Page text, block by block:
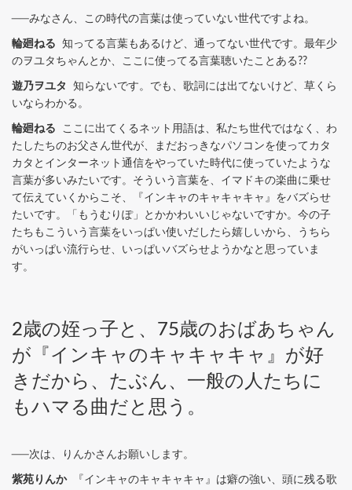
──みなさん、この時代の言葉は使っていない世代ですよね。
輪廻ねる 知ってる言葉もあるけど、通ってない世代です。最年少
のヲユタちゃんとか、ここに使ってる言葉聴いたことある??
遊乃ヲユタ
知らないです。でも、歌詞には出てないけど、草くら
いならわかる。
輪廻ねる ここに出てくるネット用語は、私たち世代ではなく、わ
たしたちのお父さん世代が、まだおっきなパソコンを使ってカタ
カタとインターネット通信をやっていた時代に使っていたような
言葉が多いみたいです。そういう言葉を、イマドキの楽曲に乗せ
て伝えていくからこそ、『インキャのキャキャキャ』をバズらせ
たいです。「もうむりぽ」とかかわいいじゃないですか。今の子
たちもこういう言葉をいっぱい使いだしたら嬉しいから、うちら
がいっぱい流行らせ、いっぱいバズらせようかなと思っていま
す。
2歳の姪っ子と、75歳のおばあちゃん
が『インキャのキャキャキャ』が好
きだから、たぶん、一般の人たちに
もハマる曲だと思う。
──次は、りんかさんお願いします。
紫苑りんか『インキャのキャキャキャ』は癖の強い、頭に残る歌